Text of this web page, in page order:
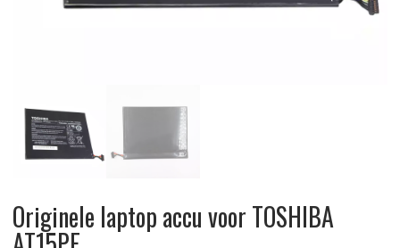
Originele laptop accu voor TOSHIBA